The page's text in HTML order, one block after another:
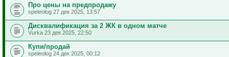
Про цены на предпродажу
speleolog 27 дек 2025, 13:57
Дисквалификация за 2 ЖК в одном матче
Vurka 23 дек 2025, 22:50
Купи/продай
speleolog 24 дек 2025, 00:12